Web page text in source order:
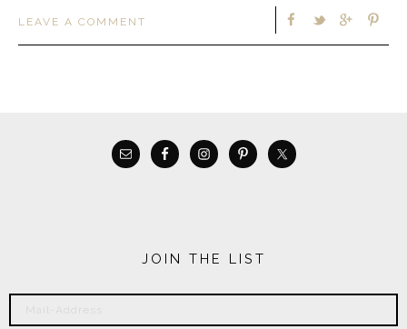
LEAVE A COMMENT
JOIN THE LIST